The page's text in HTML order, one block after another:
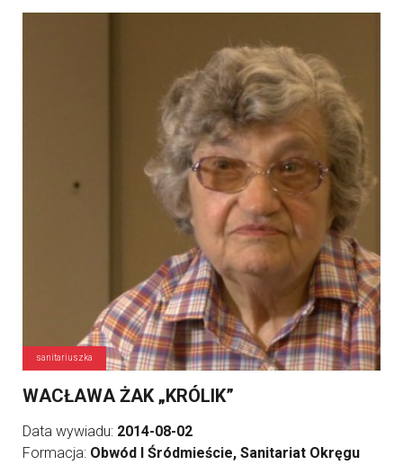
sanitariuszka
WACŁAWA ŻAK „KRÓLIK”
Data wywiadu: 2014-08-02
Formacja: Obwód I Śródmieście, Sanitariat Okręgu